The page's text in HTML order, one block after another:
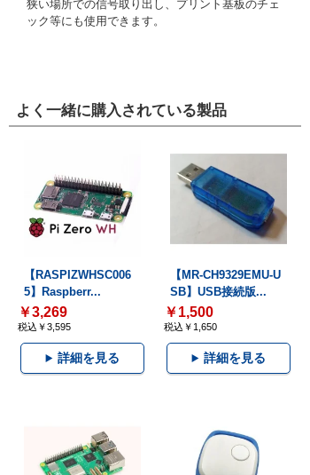
狭い場所での信号取り出し、プリント基板のチェ
ック等にも使用できます。
よく一緒に購入されている製品
【RASPIZWHSC006
5】Raspberr...
￥3,269
税込￥3,595
詳細を見る
【MR-CH9329EMU-U
SB】USB接続版...
￥1,500
税込￥1,650
詳細を見る